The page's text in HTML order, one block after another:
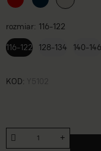
rozmiar 116-122
116-122
128-134 140-146
KOD